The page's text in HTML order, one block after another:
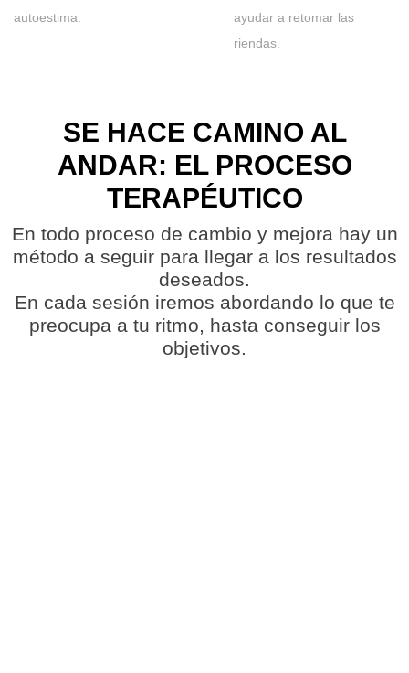
autoestima.
ayudar a retomar las
riendas.
SE HACE CAMINO AL
ANDAR: EL PROCESO
TERAPÉUTICO
En todo proceso de cambio y mejora hay un
método a seguir para llegar a los resultados
deseados.
En cada sesión iremos abordando lo que te
preocupa a tu ritmo, hasta conseguir los
objetivos.